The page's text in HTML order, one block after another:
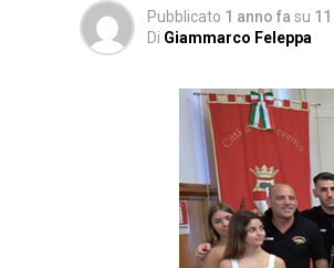
Pubblicato 1 anno fa su
Di Giammarco Feleppa